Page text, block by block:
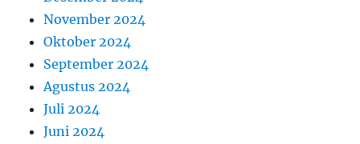
November 2024
Oktober 2024
September 2024
Agustus 2024
Juli 2024
Juni 2024